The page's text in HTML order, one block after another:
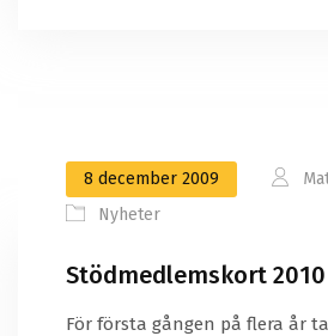
8 december 2009
Nyheter
Stödmedlemskort 2010
För första gången på flera år